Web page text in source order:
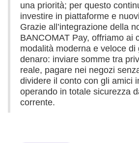
una priorità; per questo
investire in piattaforme e
Grazie all’integrazione della
BANCOMAT Pay, offriamo ai
modalità moderna e veloce di
denaro: inviare somme tra
reale, pagare nei negozi
dividere il conto con gli amici
operando in totale sicurezza
corrente.